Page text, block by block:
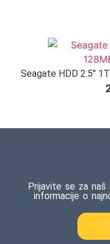
Seagate HDD 2.5″
Prijavite se za
informacije o